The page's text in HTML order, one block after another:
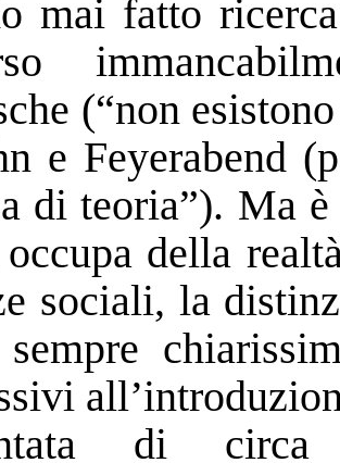
mai fatto
(“non
e Feyerabend
di teoria”). Ma
della
sociali, la
sempre
di